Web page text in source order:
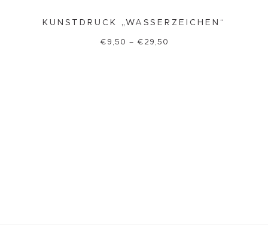
KUNSTDRUCK „WASSERZEICHEN“
€ 9,50 – € 29,50